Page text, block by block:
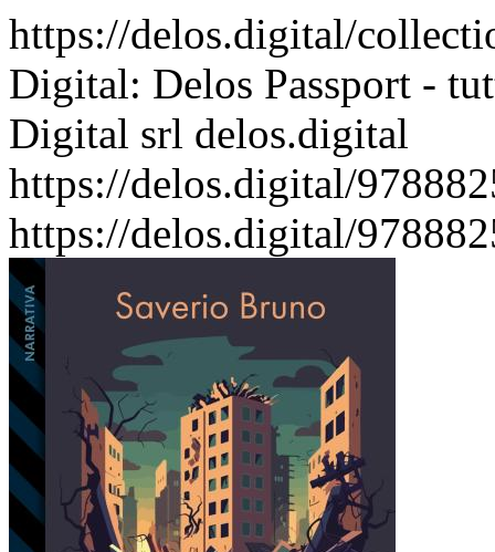
https://delos.digital/
Digital: Delos Passport -
Digital srl delos.digital
https://delos.digital/
https://delos.digital/